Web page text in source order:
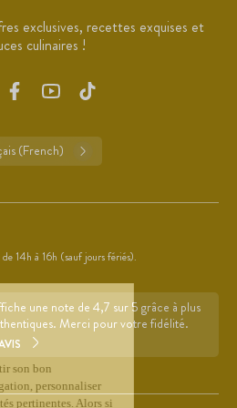
exclusives, recettes exquises et
culinaires !
(French)
14h à 16h (sauf jours fériés).
une note de 4,7 sur 5 grâce à plus
Merci pour votre fidélité.